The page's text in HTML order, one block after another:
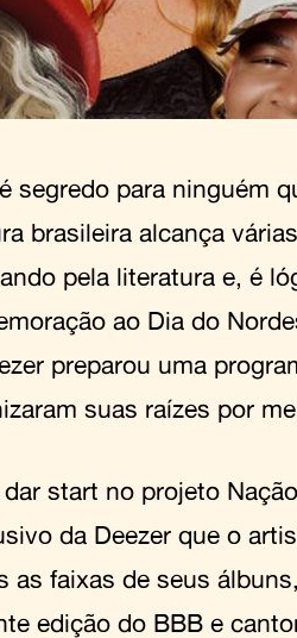
segredo para ninguém
brasileira alcança
pela literatura e, é
ao Dia do
preparou uma
suas raízes por
dar start no projeto
da Deezer que o
as faixas de seus
edição do BBB e